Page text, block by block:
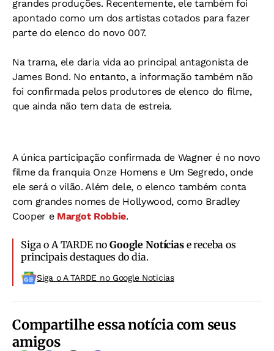
grandes produções. Recentemente, ele também foi
apontado como um dos artistas cotados para fazer
parte do elenco do novo 007.
Na trama, ele daria vida ao principal antagonista de
James Bond. No entanto, a informação também não
foi confirmada pelos produtores de elenco do filme,
que ainda não tem data de estreia.
A única participação confirmada de Wagner é no novo
filme da franquia Onze Homens e Um Segredo, onde
ele será o vilão. Além dele, o elenco também conta
com grandes nomes de Hollywood, como Bradley
Cooper e Margot Robbie.
Siga o A TARDE noGoogle Notíciase receba os
principais destaques do dia.
Siga o A TARDE no Google Noticias
Compartilhe essa notícia com seus
amigos